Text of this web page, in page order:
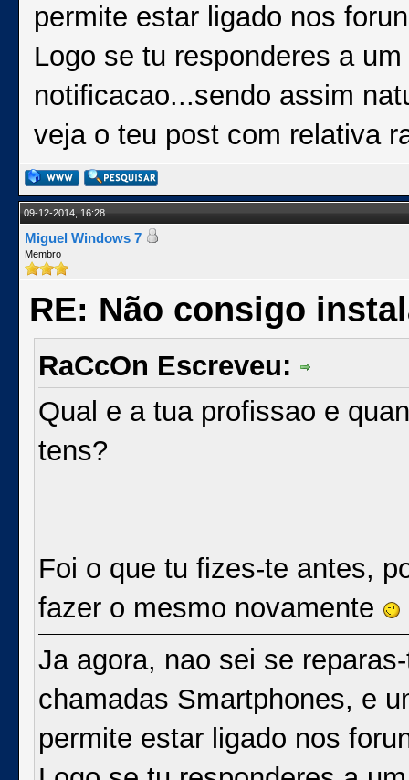
permite estar ligado nos
Logo se tu responderes a
notificacao...sendo assim
veja o teu post com relativa
09-12-2014, 16:28
Miguel Windows 7
Membro
RE: Não consigo
RaCcOn Escreveu:
Qual e a tua profissao e
tens?
Foi o que tu fizes-te antes,
fazer o mesmo novamente
Ja agora, nao sei se
chamadas Smartphones, e
permite estar ligado nos